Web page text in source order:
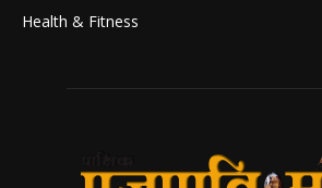
Health & Fitness